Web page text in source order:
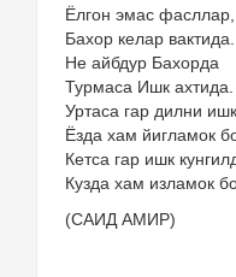
Ёлгон эмас фасллар,
Бахор келар вактида.
Не айбдур Бахорда
Турмаса Ишк ахтида.
Уртаса гар дилни ишк
Ёзда хам йигламок
Кетса гар ишк
Кузда хам изламок
(САИД АМИР)